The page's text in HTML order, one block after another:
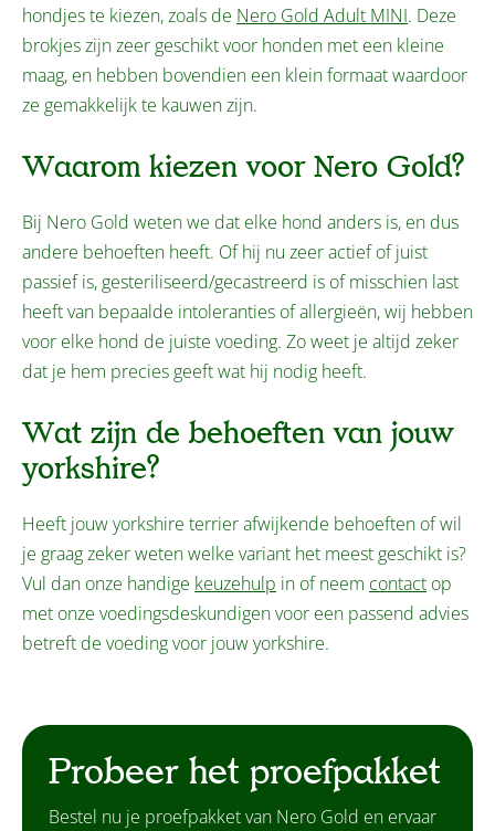
hondjes te kiezen, zoals de Nero Gold Adult MINI. Deze
brokjes zijn zeer geschikt voor honden met een kleine
maag, en hebben bovendien een klein formaat waardoor
ze gemakkelijk te kauwen zijn.
Waarom kiezen voor Nero Gold?
Bij Nero Gold weten we dat elke hond anders is, en dus
andere behoeften heeft. Of hij nu zeer actief of juist
passief is, gesteriliseerd/gecastreerd is of misschien last
heeft van bepaalde intoleranties of allergieën, wij hebben
voor elke hond de juiste voeding. Zo weet je altijd zeker
dat je hem precies geeft wat hij nodig heeft.
Wat zijn de behoeften van jouw
yorkshire?
Heeft jouw yorkshire terrier afwijkende behoeften of wil
je graag zeker weten welke variant het meest geschikt is?
Vul dan onze handige keuzehulp in of neem contact op
met onze voedingsdeskundigen voor een passend advies
betreft de voeding voor jouw yorkshire.
Probeer het proefpakket
Bestel nu je proefpakket van Nero Gold en ervaar